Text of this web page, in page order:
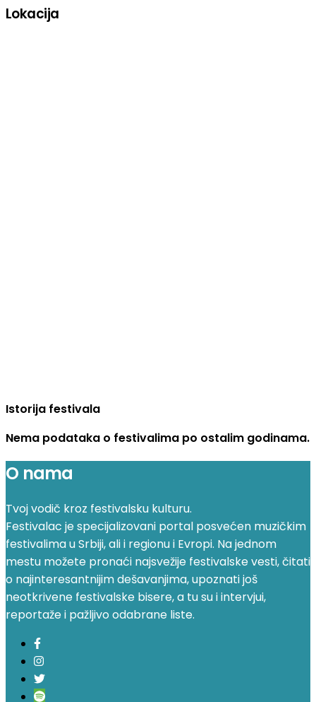
Lokacija
Istorija festivala
Nema podataka o festivalima po ostalim godinama.
O nama
Tvoj vodič kroz festivalsku kulturu.
Festivalac je specijalizovani portal posvećen muzičkim
festivalima u Srbiji, ali i regionu i Evropi. Na jednom
mestu možete pronaći najsvežije festivalske vesti, čitati
o najinteresantnijim dešavanjima, upoznati još
neotkrivene festivalske bisere, a tu su i intervjui,
reportaže i pažljivo odabrane liste.